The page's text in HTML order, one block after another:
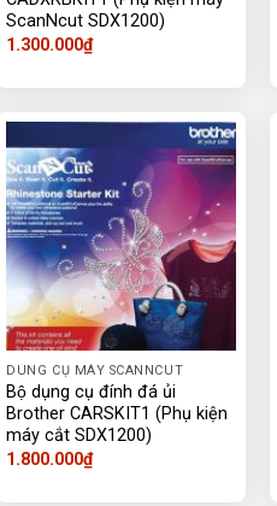
ScanNcut SDX1200)
1.300.000₫
DUNG CỤ MÁY SCANNCUT
Bộ dụng cụ đính đá ủi
Brother CARSKIT1 (Phụ kiện
máy cắt SDX1200)
1.800.000₫